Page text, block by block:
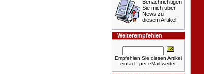
Benachrichtigen
Sie mich über
News zu
diesem Artikel
Weiterempfehlen
Empfehlen Sie diesen Artikel
einfach per eMail weiter.